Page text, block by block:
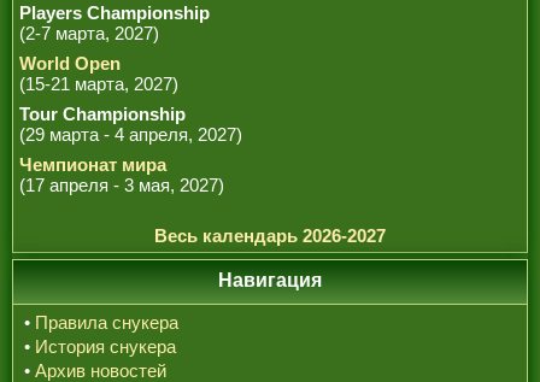
Players Championship
(2-7 марта, 2027)
World Open
(15-21 марта, 2027)
Tour Championship
(29 марта - 4 апреля, 2027)
Чемпионат мира
(17 апреля - 3 мая, 2027)
Весь календарь 2026-2027
Навигация
• Правила снукера
• История снукера
• Архив новостей